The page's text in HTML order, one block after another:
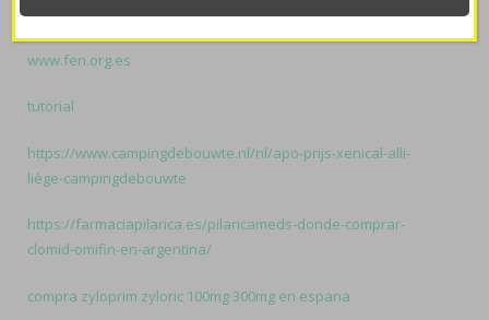
visitar publicación
www.fen.org.es
tutorial
https://www.campingdebouwte.nl/nl/apo-prijs-xenical-alli-
liège-campingdebouwte
https://farmaciapilarica.es/pilaricameds-donde-comprar-
clomid-omifin-en-argentina/
compra zyloprim zyloric 100mg 300mg en espana